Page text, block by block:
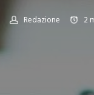
Redazione 2